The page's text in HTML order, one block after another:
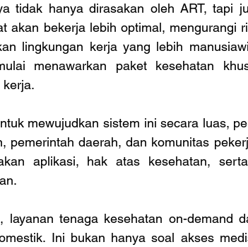
tidak hanya dirasakan oleh ART, tapi
akan bekerja lebih optimal, mengurangi
lingkungan kerja yang lebih
menawarkan paket kesehatan
kerja.
mewujudkan sistem ini secara luas,
pemerintah daerah, dan komunitas
aplikasi, hak atas kesehatan,
layanan tenaga kesehatan on-demand
Ini bukan hanya soal akses